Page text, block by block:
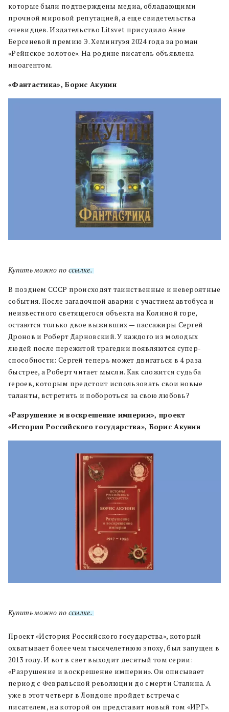
которые были подтверждены медиа, обладающими
прочной мировой репутацией, а еще свидетельства
очевидцев. Издательство Litsvet присудило Анне
Берсеневой премию Э. Хемингуэя 2024 года за роман
«Рейнское золотое». На родине писатель объявлена
иноагентом.
«Фантастика», Борис Акунин
Купить можно по ссылке.
В позднем СССР происходят таинственные и невероятные
события. После загадочной аварии с участием автобуса и
неизвестного светящегося объекта на Колиной горе,
остаются только двое выживших — пассажиры Сергей
Дронов и Роберт Дарновский. У каждого из молодых
людей после пережитой трагедии появляются супер-
способности: Сергей теперь может двигаться в 4 раза
быстрее, а Роберт читает мысли. Как сложится судьба
героев, которым предстоит использовать свои новые
таланты, встретить и побороться за свою любовь?
«Разрушение и воскрешение империи», проект
«История Российского государства», Борис Акунин
Купить можно по ссылке.
Проект «История Российского государства», который
охватывает более чем тысячелетнюю эпоху, был запущен в
2013 году. И вот в свет выходит десятый том серии:
«Разрушение и воскрешение империи». Он описывает
период с Февральской революции до смерти Сталина. А
уже в этот четверг в Лондоне пройдет встреча с
писателем, на которой он представит новый том «ИРГ».